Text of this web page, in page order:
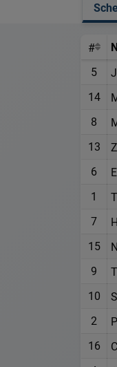
#
5
14
8
13
6
1
7
15
9
10
2
16